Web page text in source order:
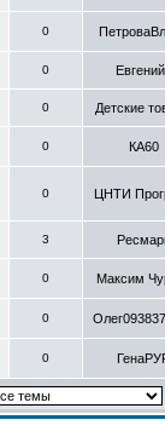
0
0
0 Детские
0 КА60
0 ЦНТИ
3
0 Максим
0
0